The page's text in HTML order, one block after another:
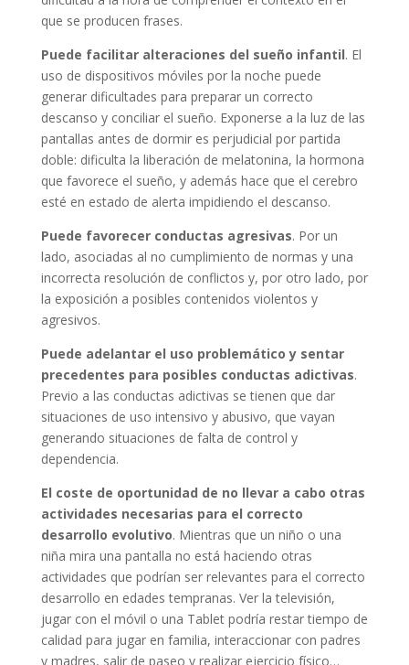
que se producen frases.
Puede facilitar alteraciones del sueño infantil. El
uso de dispositivos móviles por la noche puede
generar dificultades para preparar un correcto
descanso y conciliar el sueño. Exponerse a la luz de las
pantallas antes de dormir es perjudicial por partida
doble: dificulta la liberación de melatonina, la hormona
que favorece el sueño, y además hace que el cerebro
esté en estado de alerta impidiendo el descanso.
Puede favorecer conductas agresivas. Por un
lado, asociadas al no cumplimiento de normas y una
incorrecta resolución de conflictos y, por otro lado, por
la exposición a posibles contenidos violentos y
agresivos.
Puede adelantar el uso problemático y sentar
precedentes para posibles conductas adictivas.
Previo a las conductas adictivas se tienen que dar
situaciones de uso intensivo y abusivo, que vayan
generando situaciones de falta de control y
dependencia.
El coste de oportunidad de no llevar a cabo otras
actividades necesarias para el correcto
desarrollo evolutivo. Mientras que un niño o una
niña mira una pantalla no está haciendo otras
actividades que podrían ser relevantes para el correcto
desarrollo en edades tempranas. Ver la televisión,
jugar con el móvil o una Tablet podría restar tiempo de
calidad para jugar en familia, interaccionar con padres
y madres, salir de paseo y realizar ejercicio físico…